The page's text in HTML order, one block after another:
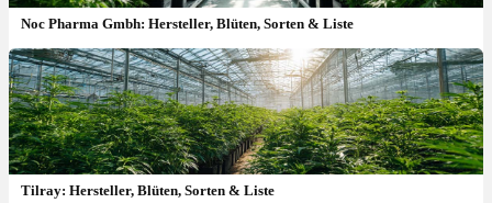
Noc Pharma Gmbh: Hersteller, Blüten, Sorten & Liste
Tilray: Hersteller, Blüten, Sorten & Liste